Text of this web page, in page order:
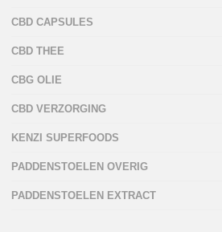
CBD CAPSULES
CBD THEE
CBG OLIE
CBD VERZORGING
KENZI SUPERFOODS
PADDENSTOELEN OVERIG
PADDENSTOELEN EXTRACT